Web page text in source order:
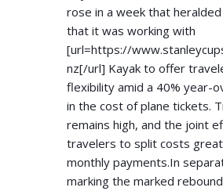
rose in a week that
that it was working with
[url=https://
nz[/url] Kayak to offer
flexibility amid a 40% year-
in the cost of plane tickets.
remains high, and the joint
travelers to split costs
monthly payments.In
marking the marked